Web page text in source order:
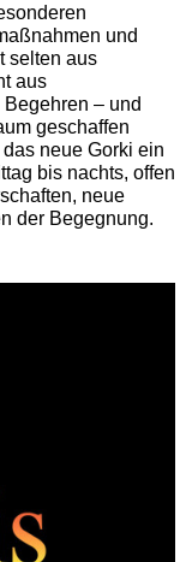
und
selten aus
aus
– und
geschaffen
neue Gorki ein
bis nachts, offen
neue
der Begegnung.